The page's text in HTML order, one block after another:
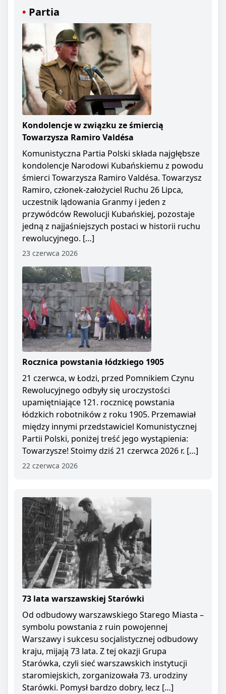
Partia
Kondolencje w związku ze śmiercią
Towarzysza Ramiro Valdésa
Komunistyczna Partia Polski składa najgłębsze
kondolencje Narodowi Kubańskiemu z powodu
śmierci Towarzysza Ramiro Valdésa. Towarzysz
Ramiro, członek-założyciel Ruchu 26 Lipca,
uczestnik lądowania Granmy i jeden z
przywódców Rewolucji Kubańskiej, pozostaje
jedną z najjaśniejszych postaci w historii ruchu
rewolucyjnego. […]
23 czerwca 2026
Rocznica powstania łódzkiego 1905
21 czerwca, w Łodzi, przed Pomnikiem Czynu
Rewolucyjnego odbyły się uroczystości
upamiętniające 121. rocznicę powstania
łódzkich robotników z roku 1905. Przemawiał
między innymi przedstawiciel Komunistycznej
Partii Polski, poniżej treść jego wystąpienia:
Towarzysze! Stoimy dziś 21 czerwca 2026 r. […]
22 czerwca 2026
73 lata warszawskiej Starówki
Od odbudowy warszawskiego Starego Miasta –
symbolu powstania z ruin powojennej
Warszawy i sukcesu socjalistycznej odbudowy
kraju, mijają 73 lata. Z tej okazji Grupa
Starówka, czyli sieć warszawskich instytucji
staromiejskich, zorganizowała 73. urodziny
Starówki. Pomysł bardzo dobry, lecz […]